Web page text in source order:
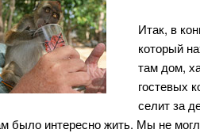
Итак, в
который
там дом,
гостевых
селит за
было интересно жить. Мы не